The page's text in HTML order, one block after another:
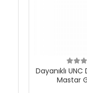
Dayanıklı
Mastar